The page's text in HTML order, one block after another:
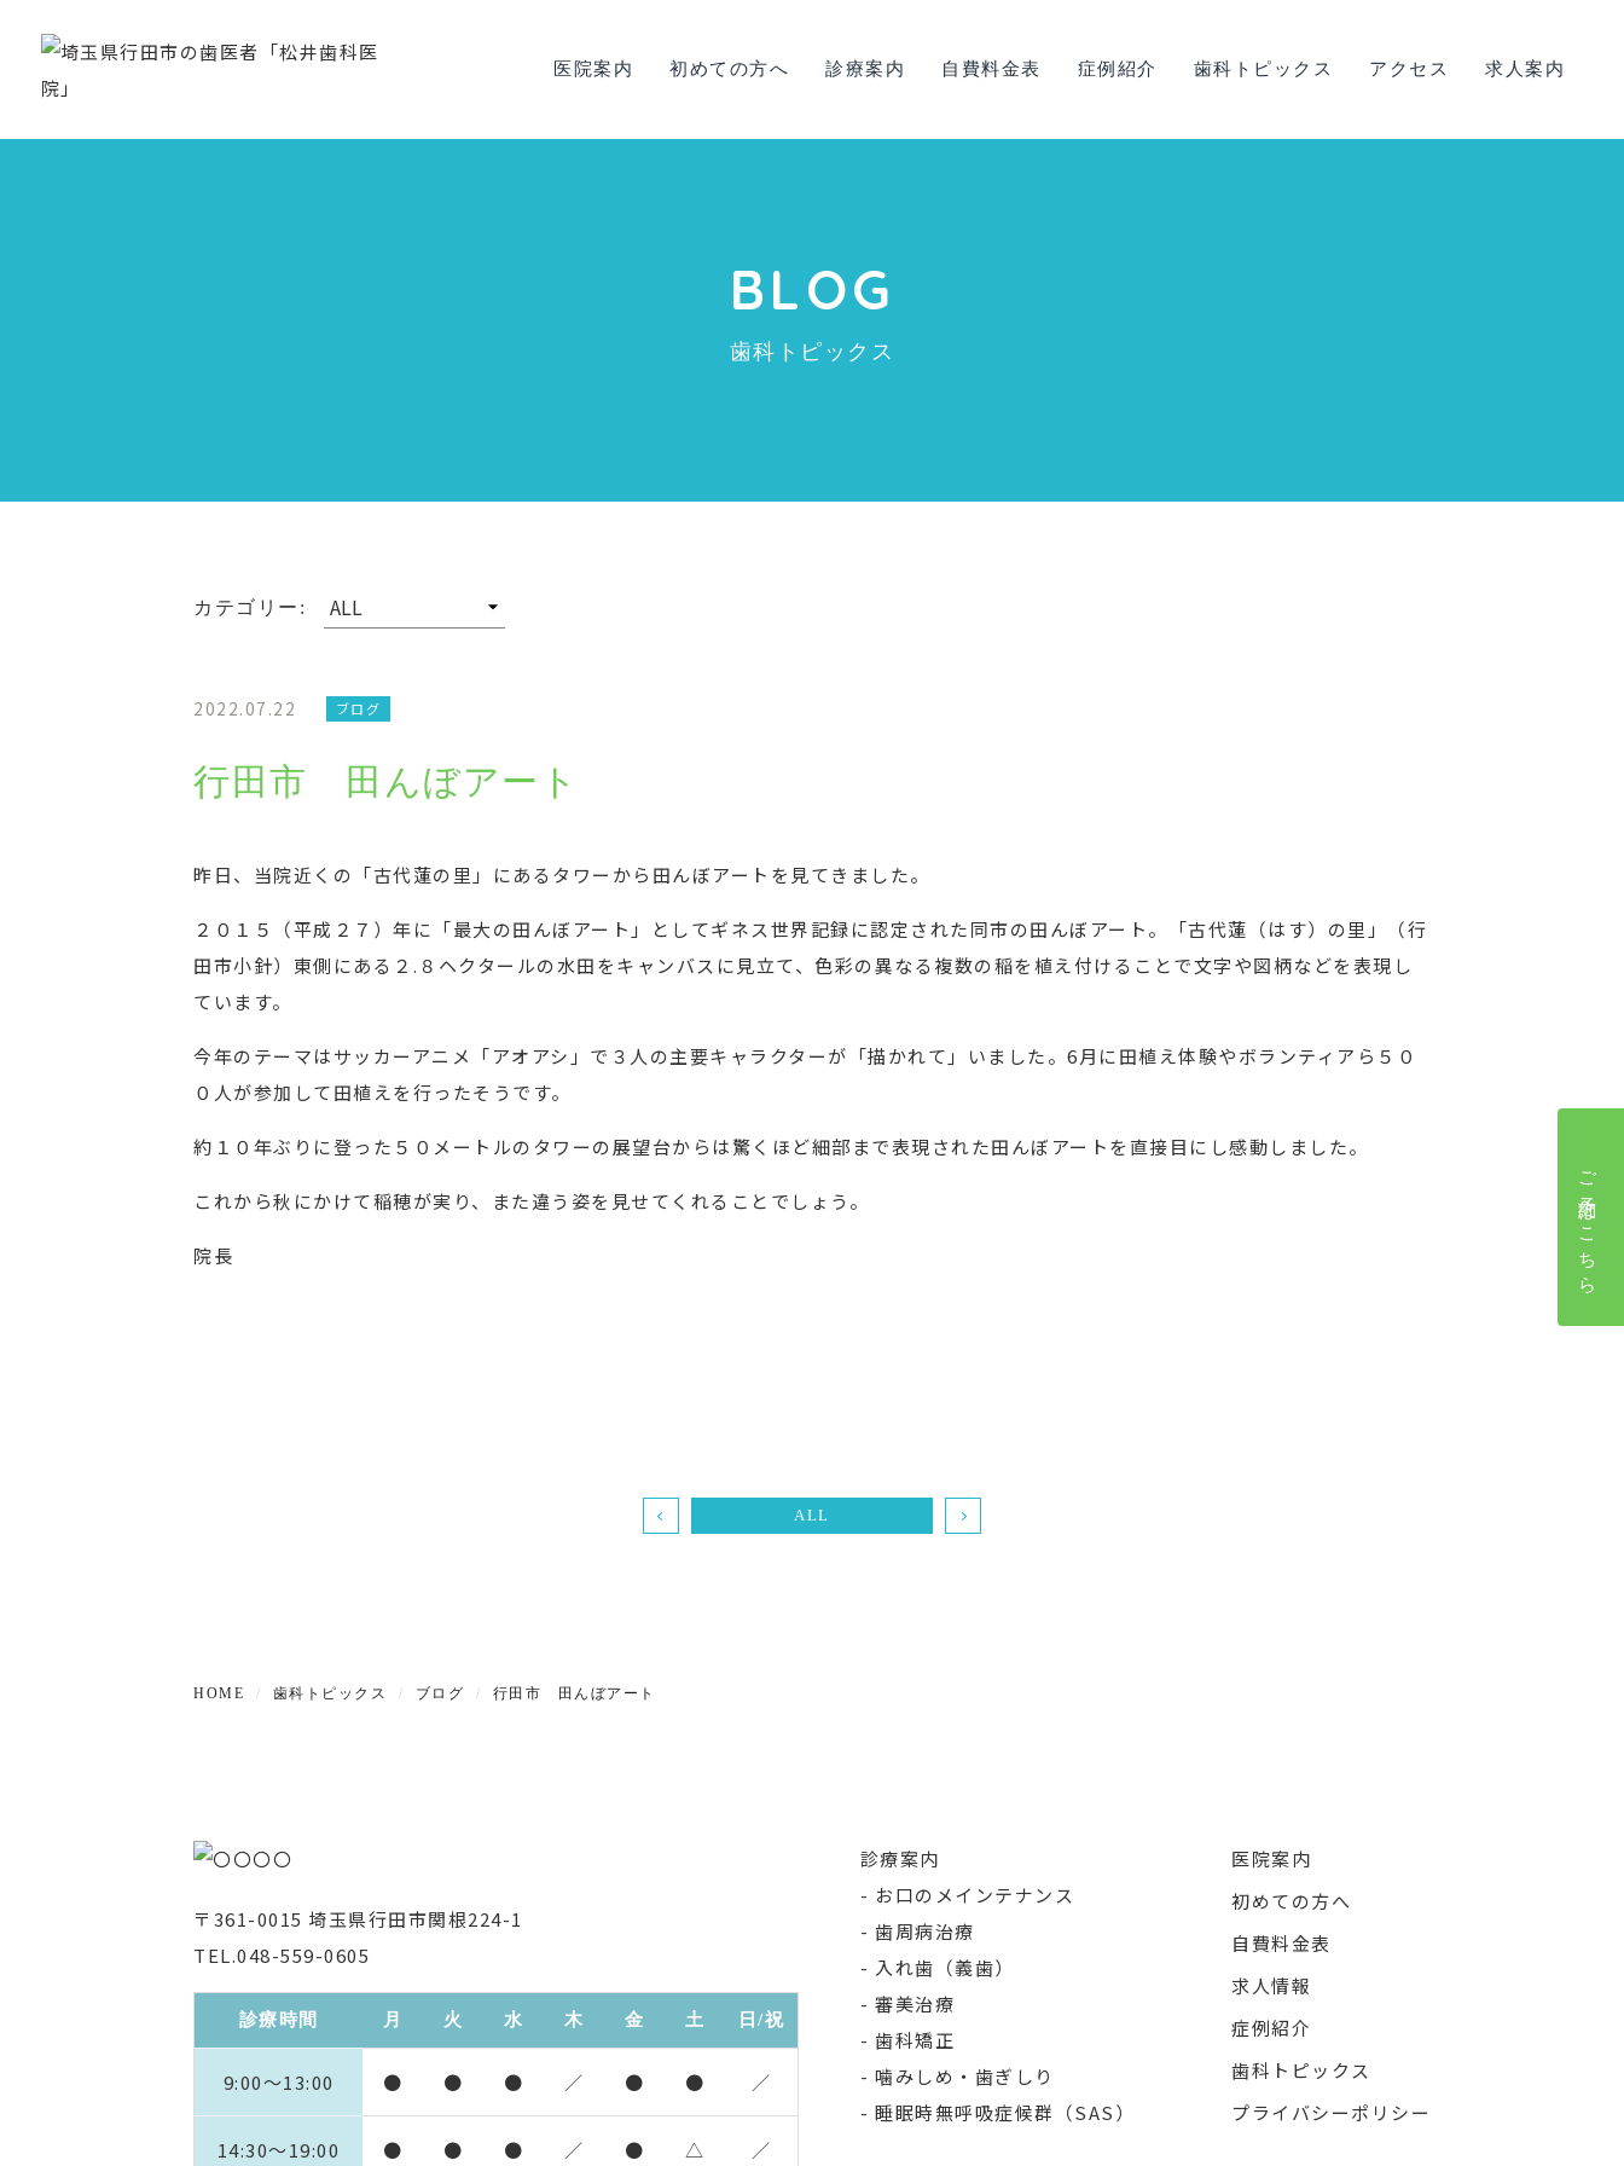
医院案内 初めての方へ 診療案内 自費料金表 症例紹介 歯科トピックス アクセス 求人案内
BLOG
歯科トピックス
カテゴリー:
2022.07.22 ブログ
行田市 田んぼアート
昨日、当院近くの「古代蓮の里」にあるタワーから田んぼアートを見てきました。
２０１５（平成２７）年に「最大の田んぼアート」としてギネス世界記録に認定された同市の田んぼアート。「古代蓮（はす）の里」（行
田市小針）東側にある２.８ヘクタールの水田をキャンバスに見立て、色彩の異なる複数の稲を植え付けることで文字や図柄などを表現し
ています。
今年のテーマはサッカーアニメ「アオアシ」で３人の主要キャラクターが「描かれて」いました。6月に田植え体験やボランティアら５０
０人が参加して田植えを行ったそうです。
約１０年ぶりに登った５０メートルのタワーの展望台からは驚くほど細部まで表現された田んぼアートを直接目にし感動しました。
これから秋にかけて稲穂が実り、また違う姿を見せてくれることでしょう。
院長
ALL
HOME 歯科トピックス ブログ 行田市 田んぼアート
〒361-0015 埼玉県行田市関根224-1
TEL.048-559-0605
診療時間 月 火 水 木 金 土 日/祝
9:00〜13:00 ● ● ● ／ ● ● ／
14:30〜19:00 ● ● ● ／ ● △ ／
診療案内
お口のメインテナンス
歯周病治療
入れ歯（義歯）
審美治療
歯科矯正
噛みしめ・歯ぎしり
睡眠時無呼吸症候群（SAS）
医院案内
初めての方へ
自費料金表
求人情報
症例紹介
歯科トピックス
プライバシーポリシー
ご予約はこちら